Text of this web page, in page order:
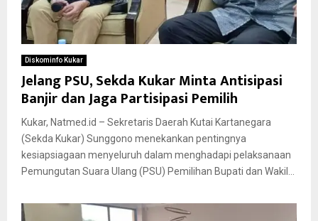
Diskominfo Kukar
Jelang PSU, Sekda Kukar Minta Antisipasi
Banjir dan Jaga Partisipasi Pemilih
Kukar, Natmed.id – Sekretaris Daerah Kutai Kartanegara
(Sekda Kukar) Sunggono menekankan pentingnya
kesiapsiagaan menyeluruh dalam menghadapi pelaksanaan
Pemungutan Suara Ulang (PSU) Pemilihan Bupati dan Wakil...